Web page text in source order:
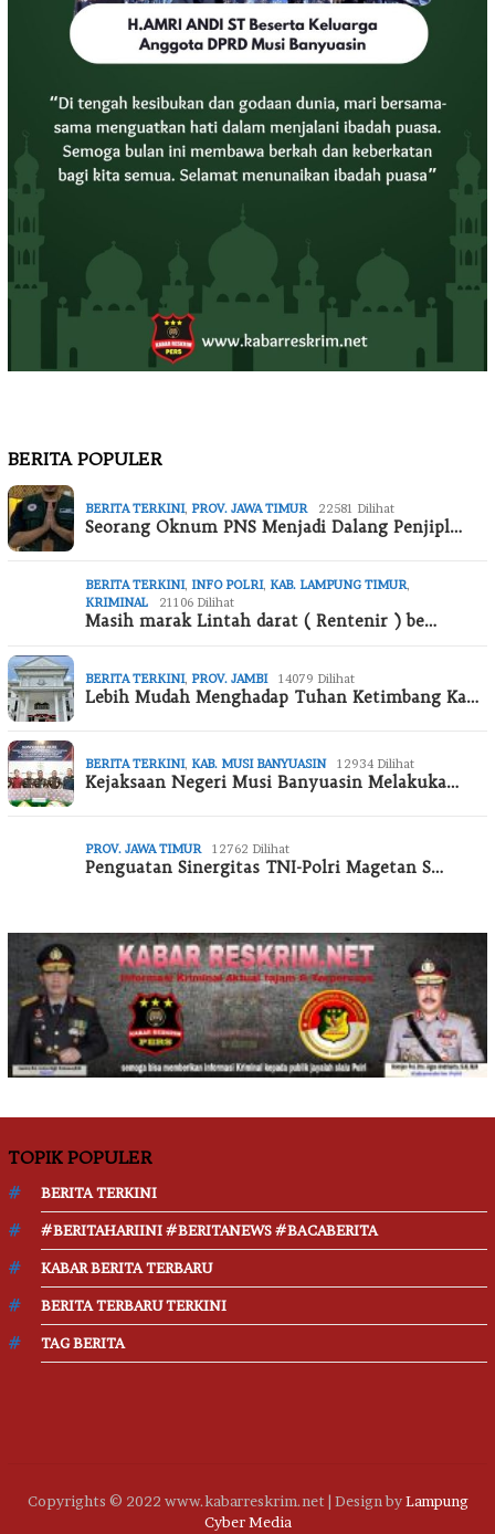
BERITA POPULER
BERITA TERKINI, PROV. JAWA TIMUR 22581 Dilihat
Seorang Oknum PNS Menjadi Dalang Penjipl…
BERITA TERKINI, INFO POLRI, KAB. LAMPUNG TIMUR
KRIMINAL
21106 Dilihat
Masih marak Lintah darat ( Rentenir ) be…
BERITA TERKINI, PROV. JAMBI 14079 Dilihat
Lebih Mudah Menghadap Tuhan Ketimbang Ka…
BERITA TERKINI, KAB. MUSI BANYUASIN 12934 Dilihat
Kejaksaan Negeri Musi Banyuasin Melakuka…
PROV. JAWA TIMUR 12762 Dilihat
Penguatan Sinergitas TNI-Polri Magetan S…
TOPIK POPULER
BERITA TERKINI
#BERITAHARIINI #BERITANEWS #BACABERITA
KABAR BERITA TERBARU
BERITA TERBARU TERKINI
TAG BERITA
Copyrights © 2022 www.kabarreskrim.net | Design byLampung
Cyber Media